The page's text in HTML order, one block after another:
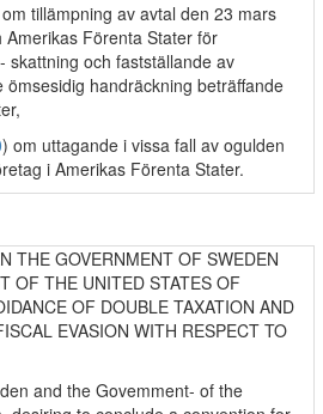
tillämpning av avtal den 23 mars
Förenta Stater för
skattning och fastställande av
handräckning beträffande
) om uttagande i vissa fall av ogulden
i Amerikas Förenta Stater.
THE GOVERNMENT OF SWEDEN
OF THE UNITED STATES OF
OF DOUBLE TAXATION AND
EVASION WITH RESPECT TO
and the Govemment- of the